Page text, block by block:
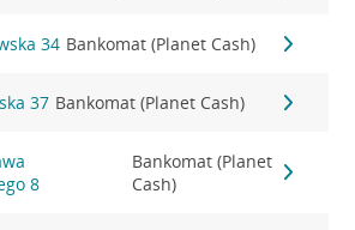
34 Bankomat (Planet Cash)
37 Bankomat (Planet Cash)
8
Bankomat (Planet
Cash)